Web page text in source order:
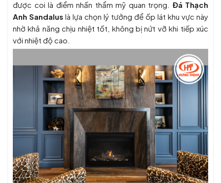
được coi là điểm nhấn thẩm mỹ quan trọng. Đá Thạch
Anh Sandalus là lựa chọn lý tưởng để ốp lát khu vực này
nhờ khả năng chịu nhiệt tốt, không bị nứt vỡ khi tiếp xúc
với nhiệt độ cao.